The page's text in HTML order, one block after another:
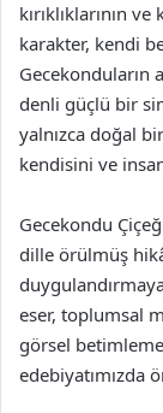
kırıklıklarının
karakter, kendi
Gecekonduların
denli güçlü bir
yalnızca doğal
kendisini ve
Gecekondu
dille örülmüş
eser, toplumsal
görsel
edebiyatımızda